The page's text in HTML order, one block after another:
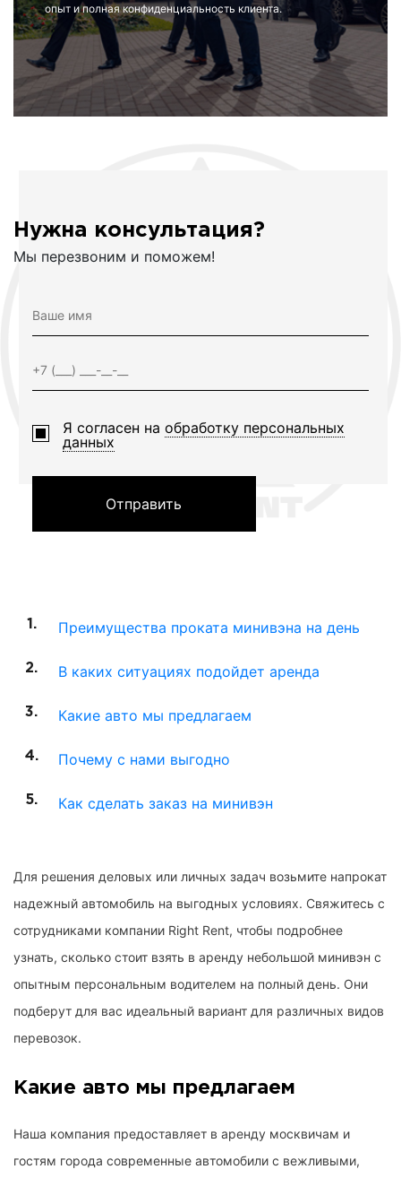
опыт и полная конфиденциальность клиента.
Нужна консультация?
Мы перезвоним и поможем!
Я согласен на обработку персональных
данных
Отправить
Преимущества проката минивэна на день
В каких ситуациях подойдет аренда
Какие авто мы предлагаем
Почему с нами выгодно
Как сделать заказ на минивэн
Для решения деловых или личных задач возьмите напрокат
надежный автомобиль на выгодных условиях. Свяжитесь с
сотрудниками компании Right Rent, чтобы подробнее
узнать, сколько стоит взять в аренду небольшой минивэн с
опытным персональным водителем на полный день. Они
подберут для вас идеальный вариант для различных видов
перевозок.
Какие авто мы предлагаем
Наша компания предоставляет в аренду москвичам и
гостям города современные автомобили с вежливыми,